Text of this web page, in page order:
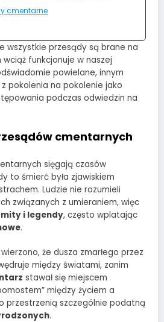
cmentarne
wszystkie przesądy są brane na
funkcjonuje w naszej
powielane, innym
pokolenia na pokolenie jako
podczas odwiedzin na
cmentarnych
sięgają czasów
to śmierć była zjawiskiem
Ludzie nie rozumieli
związanych z umieraniem, więc
mity i legendy, często wplatając
.
że dusza zmarłego przez
między światami, zanim
stawał się miejscem
między życiem a
przestrzenią szczególnie podatną
.